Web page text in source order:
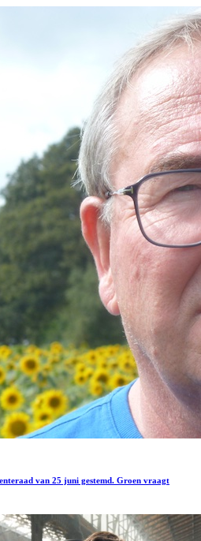
van 25 juni gestemd. Groen vraagt